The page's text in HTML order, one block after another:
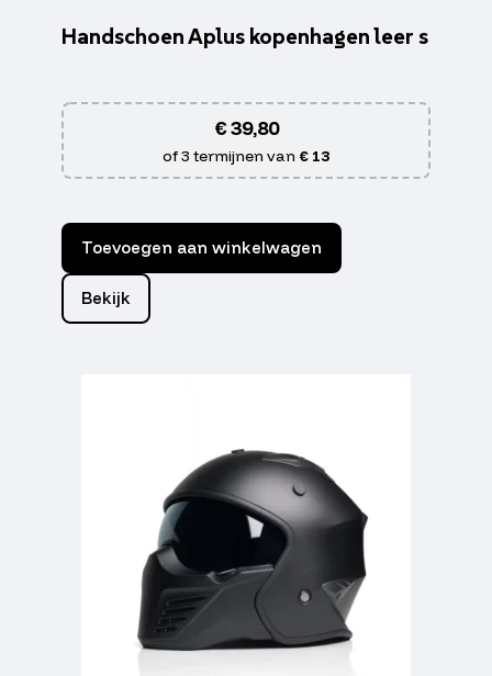
Handschoen Aplus kopenhagen leer s
€39,80
of 3 termijnen van € 13
Toevoegen aan winkelwagen
Bekijk